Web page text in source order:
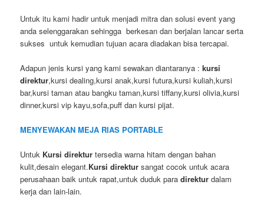
Untuk itu kami hadir untuk menjadi mitra dan solusi event yang
anda selenggarakan sehingga berkesan dan berjalan lancar serta
sukses untuk kemudian tujuan acara diadakan bisa tercapai.
Adapun jenis kursi yang kami sewakan diantaranya :kursi
direktur,kursi dealing,kursi anak,kursi futura,kursi kuliah,kursi
bar,kursi taman atau bangku taman,kursi tiffany,kursi olivia,kursi
dinner,kursi vip kayu,sofa,puff dan kursi pijat.
MENYEWAKAN MEJA RIAS PORTABLE
Untuk Kursi direktur tersedia warna hitam dengan bahan
kulit,desain elegant.Kursi direktur sangat cocok untuk acara
perusahaan baik untuk rapat,untuk duduk paradirektur dalam
kerja dan lain-lain.